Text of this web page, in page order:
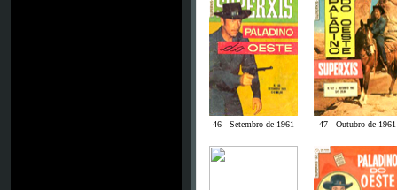
46 - Setembro de 1961 47 - Outubro de 1961